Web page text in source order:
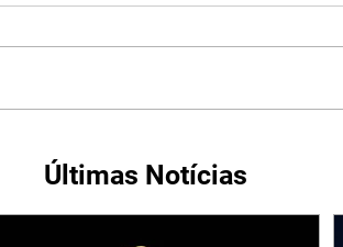
Últimas Notícias